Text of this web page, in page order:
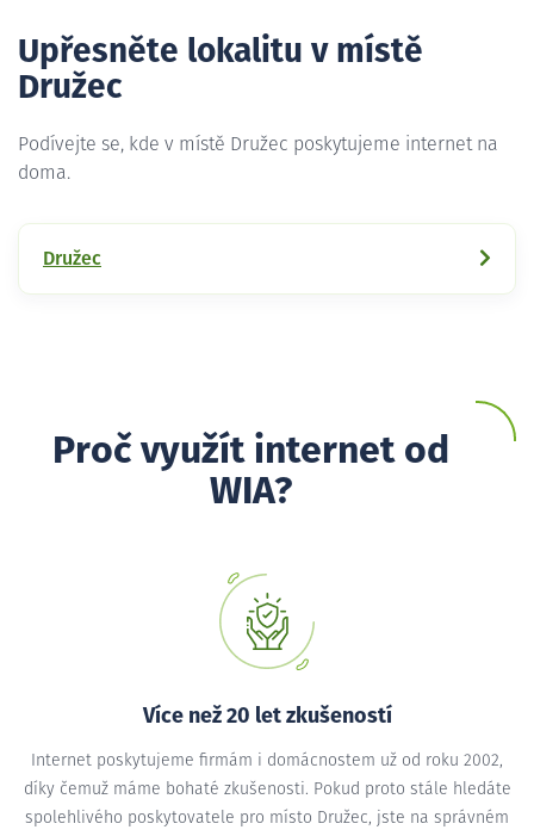
Upřesněte lokalitu v místě
Družec
Podívejte se, kde v místě Družec poskytujeme internet na
doma.
Družec
Proč využít internet od
WIA?
Více než 20 let zkušeností
Internet poskytujeme firmám i domácnostem už od roku 2002,
díky čemuž máme bohaté zkušenosti. Pokud proto stále hledáte
spolehlivého poskytovatele pro místo Družec, jste na správném